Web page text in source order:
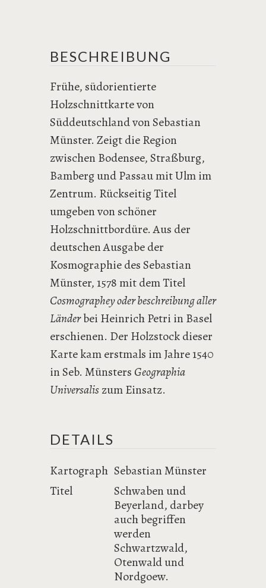
BESCHREIBUNG
Frühe, südorientierte
Holzschnittkarte von
Süddeutschland von Sebastian
Münster. Zeigt die Region
zwischen Bodensee, Straßburg,
Bamberg und Passau mit Ulm im
Zentrum. Rückseitig Titel
umgeben von schöner
Holzschnittbordüre. Aus der
deutschen Ausgabe der
Kosmographie des Sebastian
Münster, 1578 mit dem Titel
Cosmographey oder beschreibung aller
Länderbei Heinrich Petri in Basel
erschienen. Der Holzstock dieser
Karte kam erstmals im Jahre 1540
in Seb. Münsters Geographia
Universaliszum Einsatz.
DETAILS
Kartograph Sebastian Münster
Titel
Schwaben und
Beyerland, darbey
auch begriffen
werden
Schwartzwald,
Otenwald und
Nordgoew.